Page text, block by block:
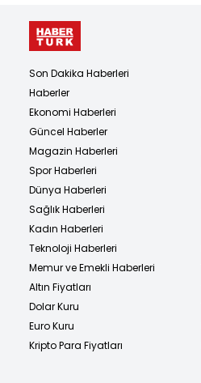
Son Dakika Haberleri
Haberler
Ekonomi Haberleri
Güncel Haberler
Magazin Haberleri
Spor Haberleri
Dünya Haberleri
Sağlık Haberleri
Kadın Haberleri
Teknoloji Haberleri
Memur ve Emekli Haberleri
Altın Fiyatları
Dolar Kuru
Euro Kuru
Kripto Para Fiyatları